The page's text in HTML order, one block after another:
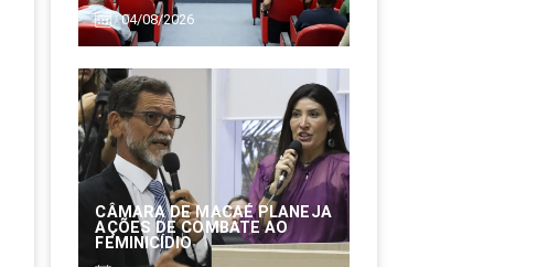
04/08/2026
CÂMARA DE MACAÉ PLANEJA
AÇÕES DE COMBATE AO
FEMINICÍDIO